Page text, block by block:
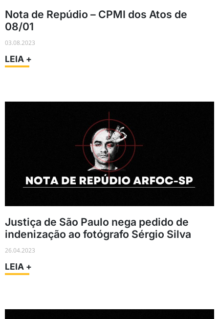
Nota de Repúdio – CPMI dos Atos de
08/01
03.08.2023
LEIA +
Justiça de São Paulo nega pedido de
indenização ao fotógrafo Sérgio Silva
26.04.2023
LEIA +